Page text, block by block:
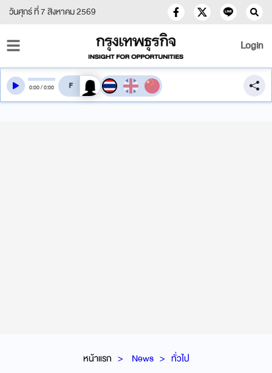
วันศุกร์ ที่ 7 สิงหาคม 2569
Login
หน้าแรก News ทั่วไป
0:00/0:00 สลับเสียงอ่าน